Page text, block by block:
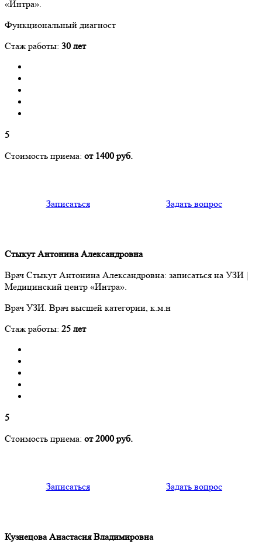
«Интра».
Функциональный диагност
Стаж работы: 30 лет
5
Стоимость приема: от 1400 руб.
Записаться Задать вопрос
Стыкут Антонина Александровна
Врач Стыкут Антонина Александровна: записаться на УЗИ |
Медицинский центр «Интра».
Врач УЗИ. Врач высшей категории, к.м.н
Стаж работы: 25 лет
5
Стоимость приема: от 2000 руб.
Записаться Задать вопрос
Кузнецова Анастасия Владимировна